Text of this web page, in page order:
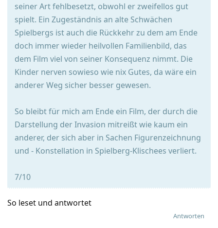
seiner Art fehlbesetzt, obwohl er zweifellos gut
spielt. Ein Zugeständnis an alte Schwächen
Spielbergs ist auch die Rückkehr zu dem am Ende
doch immer wieder heilvollen Familienbild, das
dem Film viel von seiner Konsequenz nimmt. Die
Kinder nerven sowieso wie nix Gutes, da wäre ein
anderer Weg sicher besser gewesen.
So bleibt für mich am Ende ein Film, der durch die
Darstellung der Invasion mitreißt wie kaum ein
anderer, der sich aber in Sachen Figurenzeichnung
und - Konstellation in Spielberg-Klischees verliert.
7/10
So leset und antwortet
Antworten